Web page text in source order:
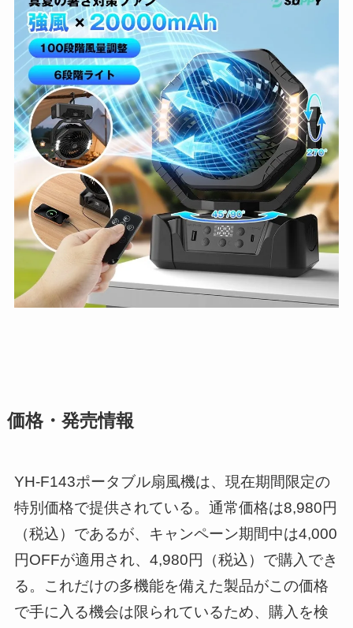
価格・発売情報
YH-F143ポータブル扇風機は、現在期間限定の
特別価格で提供されている。通常価格は8,980円
（税込）であるが、キャンペーン期間中は4,000
円OFFが適用され、4,980円（税込）で購入でき
る。これだけの多機能を備えた製品がこの価格
で手に入る機会は限られているため、購入を検